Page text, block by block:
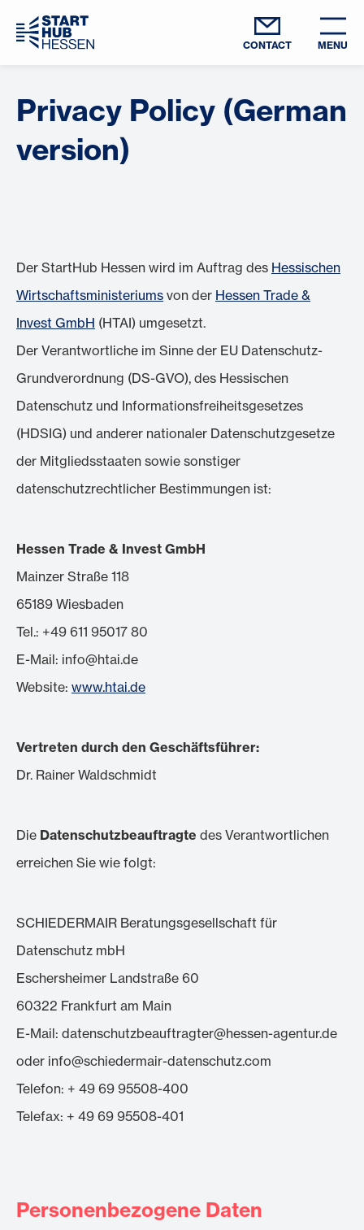
CONTACT MENU
Privacy Policy (German
version)
Der StartHub Hessen wird im Auftrag des Hessischen
Wirtschaftsministeriums von der Hessen Trade &
Invest GmbH (HTAI) umgesetzt.
Der Verantwortliche im Sinne der EU Datenschutz-
Grundverordnung (DS-GVO), des Hessischen
Datenschutz und Informationsfreiheitsgesetzes
(HDSIG) und anderer nationaler Datenschutzgesetze
der Mitgliedsstaaten sowie sonstiger
datenschutzrechtlicher Bestimmungen ist:
Hessen Trade & Invest GmbH
Mainzer Straße 118
65189 Wiesbaden
Tel.: +49 611 95017 80
E-Mail: info@htai.de
Website: www.htai.de
Vertreten durch den Geschäftsführer:
Dr. Rainer Waldschmidt
Die Datenschutzbeauftragte des Verantwortlichen
erreichen Sie wie folgt:
SCHIEDERMAIR Beratungsgesellschaft für
Datenschutz mbH
Eschersheimer Landstraße 60
60322 Frankfurt am Main
E-Mail: datenschutzbeauftragter@hessen-agentur.de
oder info@schiedermair-datenschutz.com
Telefon: + 49 69 95508-400
Telefax: + 49 69 95508-401
Personenbezogene Daten